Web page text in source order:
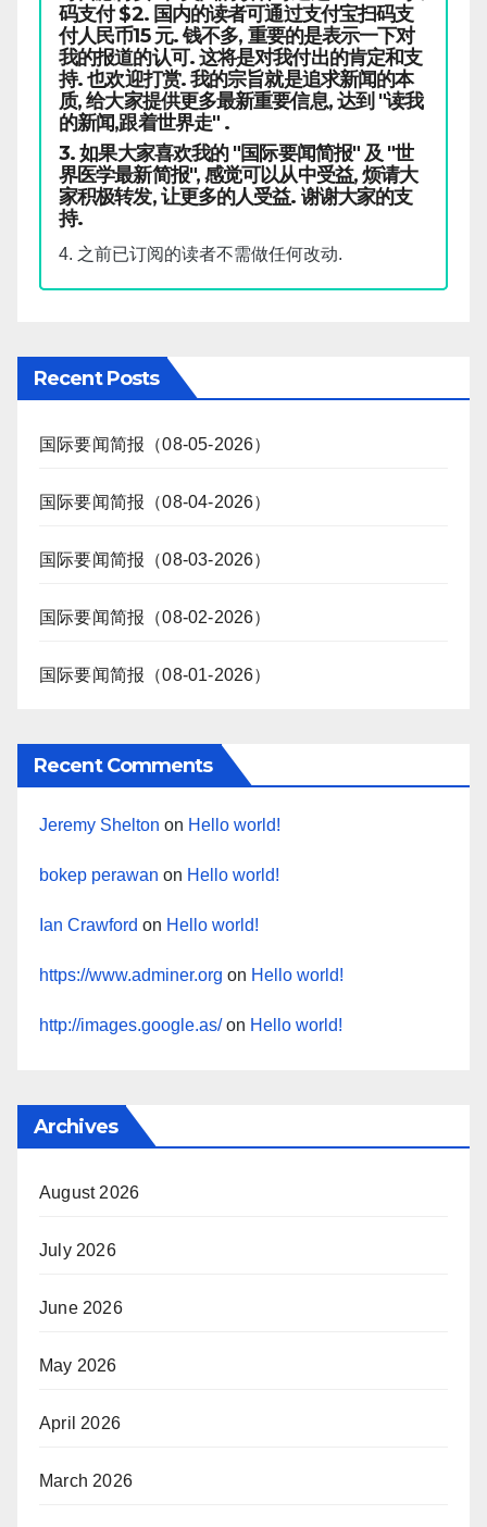
码支付 $2. 国内的读者可通过支付宝扫码支
付人民币15 元. 钱不多, 重要的是表示一下对
我的报道的认可. 这将是对我付出的肯定和支
持. 也欢迎打赏. 我的宗旨就是追求新闻的本
质, 给大家提供更多最新重要信息, 达到 "读我
的新闻,跟着世界走" .
3. 如果大家喜欢我的 "国际要闻简报" 及 "世
界医学最新简报", 感觉可以从中受益, 烦请大
家积极转发, 让更多的人受益. 谢谢大家的支
持.
4. 之前已订阅的读者不需做任何改动.
Recent Posts
国际要闻简报（08-05-2026）
国际要闻简报（08-04-2026）
国际要闻简报（08-03-2026）
国际要闻简报（08-02-2026）
国际要闻简报（08-01-2026）
Recent Comments
Jeremy Shelton on Hello world!
bokep perawan on Hello world!
Ian Crawford on Hello world!
https://www.adminer.org on Hello world!
http://images.google.as/on Hello world!
Archives
August 2026
July 2026
June 2026
May 2026
April 2026
March 2026